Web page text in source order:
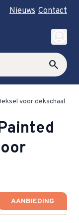
Nieuws Contact
search
account_circle
voor dekschaal
AANBIEDING